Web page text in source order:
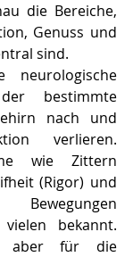
die Bereiche,
Genuss und
sind.
neurologische
bestimmte
nach und
verlieren.
wie Zittern
(Rigor) und
bekannt.
aber für die